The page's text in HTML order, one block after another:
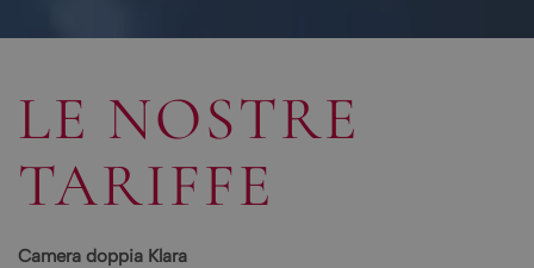
LE NOSTRE
TARIFFE
Camera doppia Klara